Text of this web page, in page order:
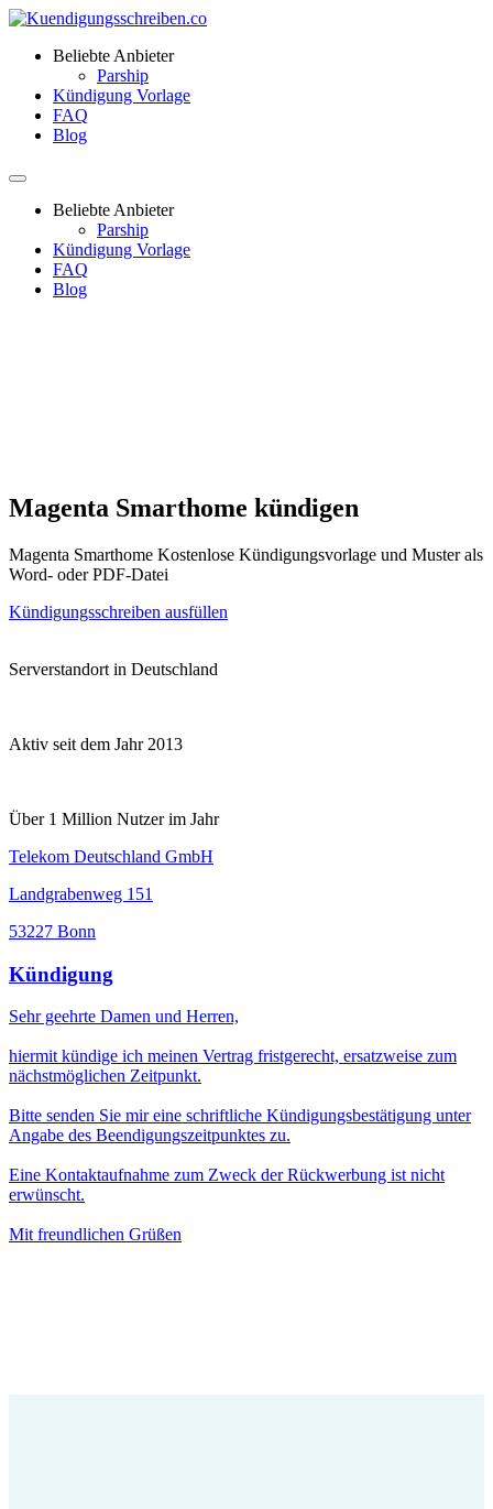
Beliebte Anbieter
Parship
Kündigung Vorlage
FAQ
Blog
Beliebte Anbieter
Parship
Kündigung Vorlage
FAQ
Blog
Magenta Smarthome kündigen
Magenta Smarthome Kostenlose Kündigungsvorlage und Muster als
Word- oder PDF-Datei
Kündigungsschreiben ausfüllen
Serverstandort in Deutschland
Aktiv seit dem Jahr 2013
Über 1 Million Nutzer im Jahr
Telekom Deutschland GmbH
Landgrabenweg 151
53227 Bonn
Kündigung
Sehr geehrte Damen und Herren,
hiermit kündige ich meinen Vertrag fristgerecht, ersatzweise zum
nächstmöglichen Zeitpunkt.
Bitte senden Sie mir eine schriftliche Kündigungsbestätigung unter
Angabe des Beendigungszeitpunktes zu.
Eine Kontaktaufnahme zum Zweck der Rückwerbung ist nicht
erwünscht.
Mit freundlichen Grüßen